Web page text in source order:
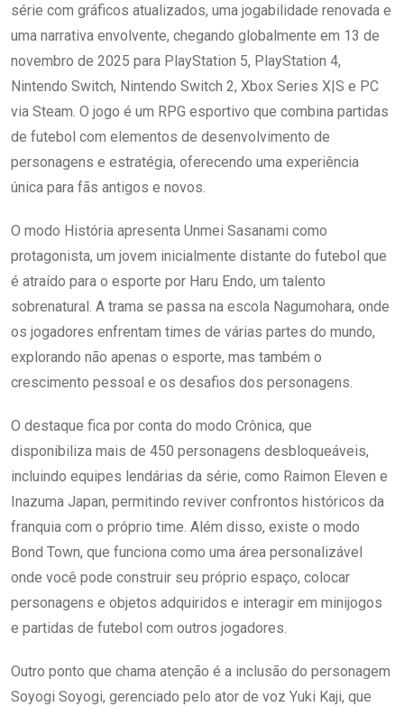
série com gráficos atualizados, uma jogabilidade renovada e
uma narrativa envolvente, chegando globalmente em 13 de
novembro de 2025 para PlayStation 5, PlayStation 4,
Nintendo Switch, Nintendo Switch 2, Xbox Series X|S e PC
via Steam. O jogo é um RPG esportivo que combina partidas
de futebol com elementos de desenvolvimento de
personagens e estratégia, oferecendo uma experiência
única para fãs antigos e novos.
O modo História apresenta Unmei Sasanami como
protagonista, um jovem inicialmente distante do futebol que
é atraído para o esporte por Haru Endo, um talento
sobrenatural. A trama se passa na escola Nagumohara, onde
os jogadores enfrentam times de várias partes do mundo,
explorando não apenas o esporte, mas também o
crescimento pessoal e os desafios dos personagens.
O destaque fica por conta do modo Crônica, que
disponibiliza mais de 450 personagens desbloqueáveis,
incluindo equipes lendárias da série, como Raimon Eleven e
Inazuma Japan, permitindo reviver confrontos históricos da
franquia com o próprio time. Além disso, existe o modo
Bond Town, que funciona como uma área personalizável
onde você pode construir seu próprio espaço, colocar
personagens e objetos adquiridos e interagir em minijogos
e partidas de futebol com outros jogadores.
Outro ponto que chama atenção é a inclusão do personagem
Soyogi Soyogi, gerenciado pelo ator de voz Yuki Kaji, que